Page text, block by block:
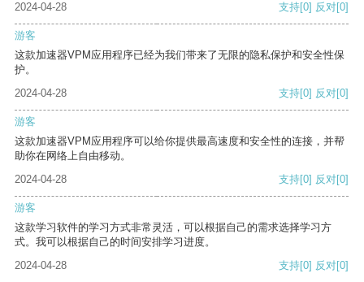
2024-04-28
支持[0] 反对[0]
游客
这款加速器VPM应用程序已经为我们带来了无限的隐私保护和安全性保
护。
2024-04-28
支持[0] 反对[0]
游客
这款加速器VPM应用程序可以给你提供最高速度和安全性的连接，并帮
助你在网络上自由移动。
2024-04-28
支持[0] 反对[0]
游客
这款学习软件的学习方式非常灵活，可以根据自己的需求选择学习方
式。我可以根据自己的时间安排学习进度。
2024-04-28
支持[0] 反对[0]